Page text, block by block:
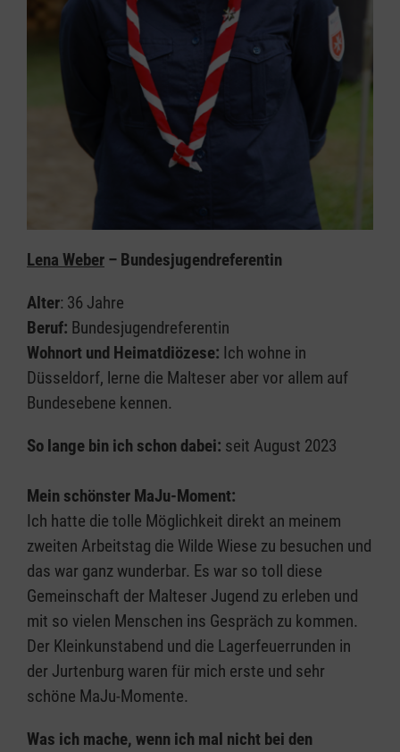
Lena Weber – Bundesjugendreferentin
Alter: 36 Jahre
Beruf: Bundesjugendreferentin
Wohnort und Heimatdiözese: Ich wohne in
Düsseldorf, lerne die Malteser aber vor allem auf
Bundesebene kennen.
So lange bin ich schon dabei: seit August 2023
Mein schönster MaJu-Moment:
Ich hatte die tolle Möglichkeit direkt an meinem
zweiten Arbeitstag die Wilde Wiese zu besuchen und
das war ganz wunderbar. Es war so toll diese
Gemeinschaft der Malteser Jugend zu erleben und
mit so vielen Menschen ins Gespräch zu kommen.
Der Kleinkunstabend und die Lagerfeuerrunden in
der Jurtenburg waren für mich erste und sehr
schöne MaJu-Momente.
Was ich mache, wenn ich mal nicht bei den